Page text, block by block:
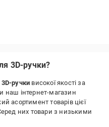
3D-ручки?
ручки високої якості за
наш інтернет-магазин
асортимент товарів цієї
них товари з низькими